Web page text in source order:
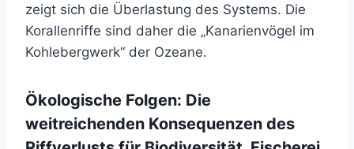
zeigt sich die Überlastung des Systems. Die
Korallenriffe sind daher die „Kanarienvögel im
Kohlebergwerk“ der Ozeane.
Ökologische Folgen: Die
weitreichenden Konsequenzen des